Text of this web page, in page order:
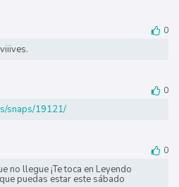
0
0
snaps/19121/
0
no llegue ¡Te toca en Leyendo
puedas estar este sábado